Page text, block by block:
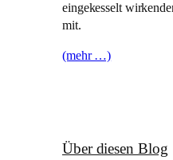
eingekesselt
mit.
(mehr …)
Über diesen Blog